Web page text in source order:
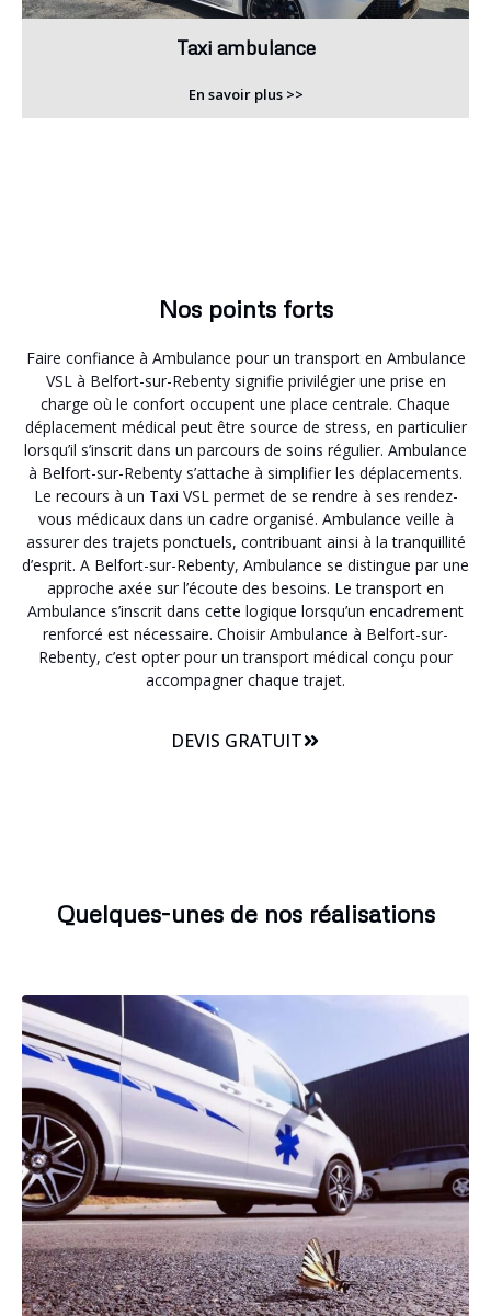
Taxi ambulance
En savoir plus >>
Nos points forts
Faire confiance à Ambulance pour un transport en Ambulance
VSL à Belfort-sur-Rebenty signifie privilégier une prise en
charge où le confort occupent une place centrale. Chaque
déplacement médical peut être source de stress, en particulier
lorsqu’il s’inscrit dans un parcours de soins régulier. Ambulance
à Belfort-sur-Rebenty s’attache à simplifier les déplacements.
Le recours à un Taxi VSL permet de se rendre à ses rendez-
vous médicaux dans un cadre organisé. Ambulance veille à
assurer des trajets ponctuels, contribuant ainsi à la tranquillité
d’esprit. A Belfort-sur-Rebenty, Ambulance se distingue par une
approche axée sur l’écoute des besoins. Le transport en
Ambulance s’inscrit dans cette logique lorsqu’un encadrement
renforcé est nécessaire. Choisir Ambulance à Belfort-sur-
Rebenty, c’est opter pour un transport médical conçu pour
accompagner chaque trajet.
DEVIS GRATUIT
Quelques-unes de nos réalisations